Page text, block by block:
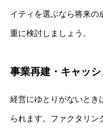
イティを選ぶなら将来の
重に検討しましょう。
事業再建・キャッ
経営にゆとりがないとき
られます。ファクタリン